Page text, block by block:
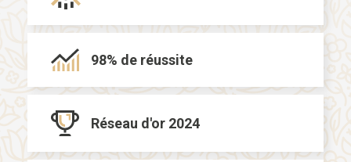
98% de réussite
Réseau d'or 2024